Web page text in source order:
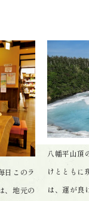
日このラ
、地元の
八幡平山頂
けとともに
は、運が良